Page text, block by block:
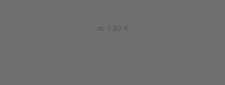
ab 0,80 €